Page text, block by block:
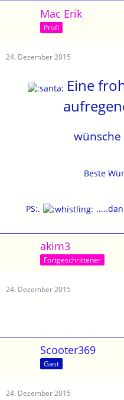
Mac Erik
Profi
24. Dezember 2015
Eine
wünsche
Beste
PS:.
akim3
Fortgeschrittener
24. Dezember 2015
Scooter369
Gast
24. Dezember 2015